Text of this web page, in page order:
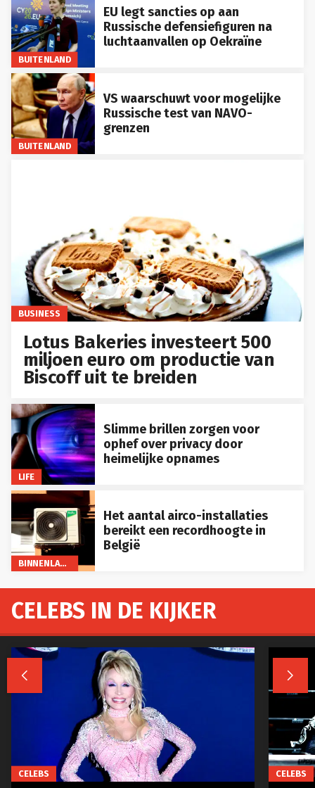
BUITENLAND
EU legt sancties op aan
Russische defensiefiguren na
luchtaanvallen op Oekraïne
BUITENLAND
VS waarschuwt voor mogelijke
Russische test van NAVO-
grenzen
BUSINESS
Lotus Bakeries investeert 500
miljoen euro om productie van
Biscoff uit te breiden
LIFE
Slimme brillen zorgen voor
ophef over privacy door
heimelijke opnames
BINNENLAND
Het aantal airco-installaties
bereikt een recordhoogte in
België
CELEBS IN DE KIJKER
 
CELEBS CELEBS